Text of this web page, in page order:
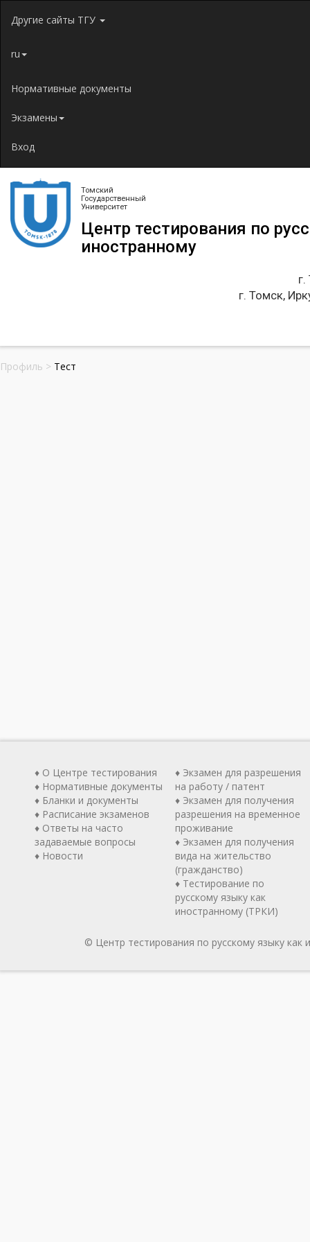
Другие сайты ТГУ
ru
Нормативные документы
Экзамены
Вход
Томский
Государственный
Университет
Центр тестирования по
иностранному
г. Томск,
Профиль > Тест
♦ О Центре тестирования
♦ Нормативные документы
♦ Бланки и документы
♦ Расписание экзаменов
♦ Ответы на часто
задаваемые вопросы
♦ Новости
♦ Экзамен для разрешения
на работу / патент
♦ Экзамен для получения
разрешения на временное
проживание
♦ Экзамен для получения
вида на жительство
(гражданство)
♦ Тестирование по
русскому языку как
иностранному (ТРКИ)
© Центр тестирования по русскому языку как